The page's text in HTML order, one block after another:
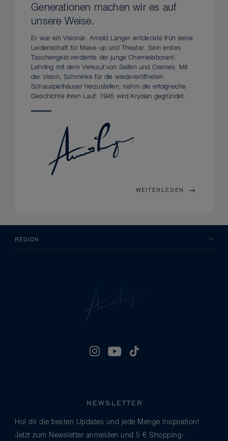
Generationen machen wir es auf
unsere Weise.
Er war ein Visionär. Arnold Langer entdeckte früh seine
Leidenschaft für Make-up und Theater. Sein erstes
Taschengeld verdiente der junge Chemielaborant-
Lehrling mit dem Verkauf von Seifen und Cremes. Mit
der Vision, Schminke für die wiedereröffneten
Schauspielhäuser herzustellen, nahm die erfolgreiche
Geschichte ihren Lauf: 1945 wird Kryolan gegründet.
WEITERLESEN
REGION
NEWSLETTER
Hol dir die besten Updates und jede Menge Inspiration!
Jetzt zum Newsletter anmelden und 5 € Shopping-